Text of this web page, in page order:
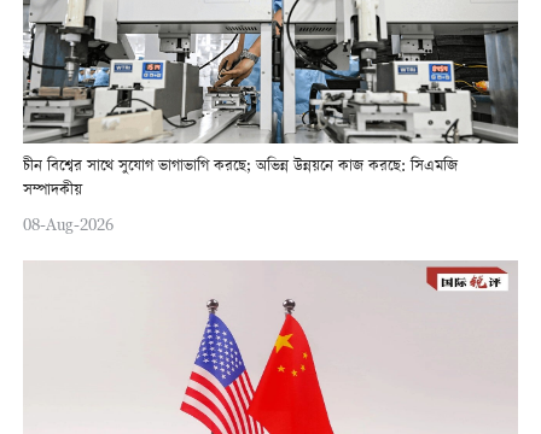
চীন বিশ্বের সাথে সুযোগ ভাগাভাগি করছে; অভিন্ন উন্নয়নে কাজ করছে: সিএমজি
সম্পাদকীয়
08-Aug-2026